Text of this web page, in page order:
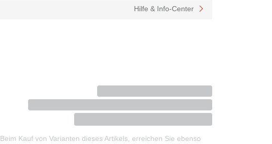
Hilfe & Info-Center
Beim Kauf von Varianten dieses Artikels, erreichen Sie ebenso